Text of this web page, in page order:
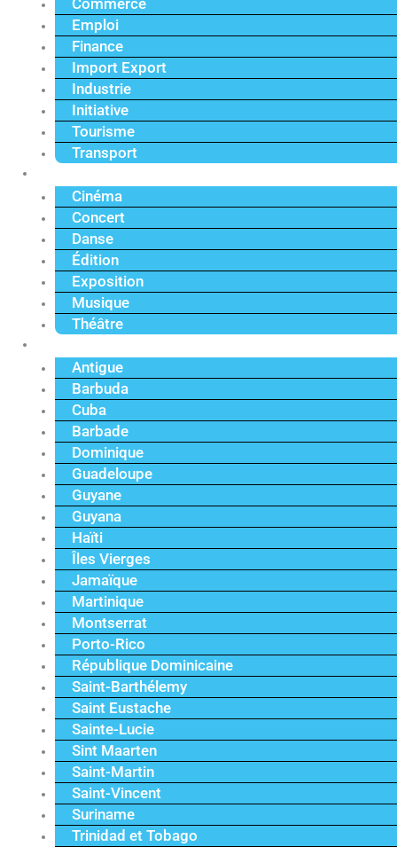
Commerce
Emploi
Finance
Import Export
Industrie
Initiative
Tourisme
Transport
Cinéma
Concert
Danse
Édition
Exposition
Musique
Théâtre
Antigue
Barbuda
Cuba
Barbade
Dominique
Guadeloupe
Guyane
Guyana
Haïti
Îles Vierges
Jamaïque
Martinique
Montserrat
Porto-Rico
République Dominicaine
Saint-Barthélemy
Saint Eustache
Sainte-Lucie
Sint Maarten
Saint-Martin
Saint-Vincent
Suriname
Trinidad et Tobago